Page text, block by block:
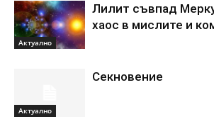
Актуално
Лилит съвпад
хаос в мислите и
Актуално
Секновение